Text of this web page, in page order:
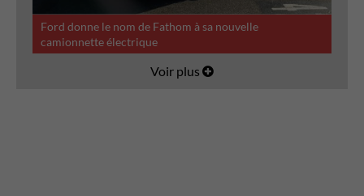
Ford donne le nom de Fathom à sa nouvelle
camionnette électrique
Voir plus